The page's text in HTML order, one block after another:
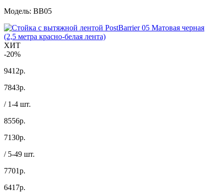
Модель: BB05
ХИТ
-20%
9412р.
7843р.
/ 1-4 шт.
8556р.
7130р.
/ 5-49 шт.
7701р.
6417р.